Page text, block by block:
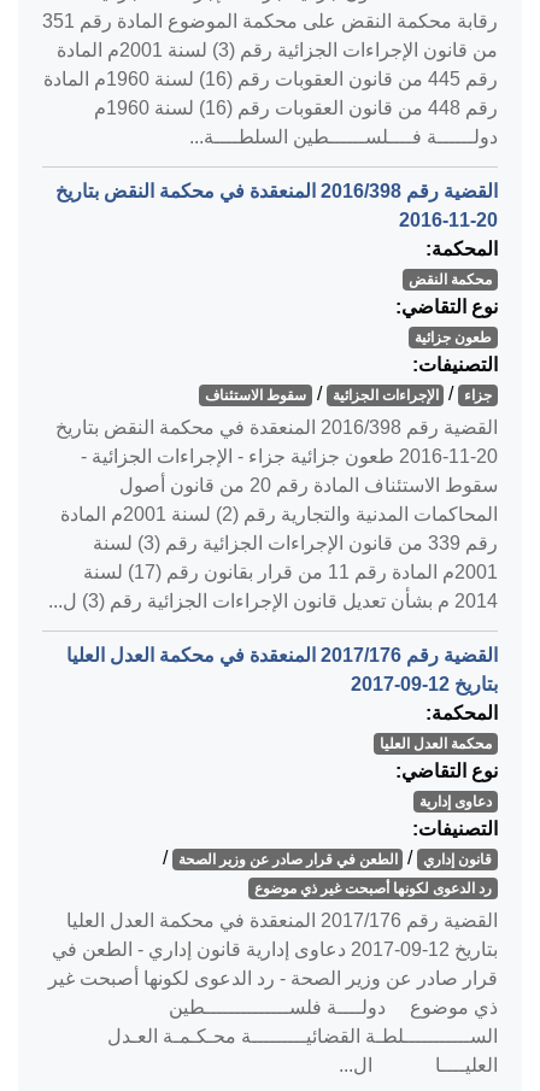
رقابة محكمة النقض على محكمة الموضوع المادة رقم 351
من قانون الإجراءات الجزائية رقم (3) لسنة 2001م المادة
رقم 445 من قانون العقوبات رقم (16) لسنة 1960م المادة
رقم 448 من قانون العقوبات رقم (16) لسنة 1960م
دولــــــة فــــلســــــطين السلطــــة...
القضية رقم ‎398‏/‎2016‏ المنعقدة في محكمة النقض بتاريخ
‎2016-11-20‏
المحكمة:
محكمة النقض
نوع التقاضي:
طعون جزائية
التصنيفات:
جزاء / الإجراءات الجزائية / سقوط الاستئناف
القضية رقم ‎398‏/‎2016‏ المنعقدة في محكمة النقض بتاريخ
‎2016-11-20‏ طعون جزائية جزاء - الإجراءات الجزائية -
سقوط الاستئناف المادة رقم 20 من قانون أصول
المحاكمات المدنية والتجارية رقم (2) لسنة 2001م المادة
رقم 339 من قانون الإجراءات الجزائية رقم (3) لسنة
2001م المادة رقم 11 من قرار بقانون رقم (17) لسنة
2014 م بشأن تعديل قانون الإجراءات الجزائية رقم (3) ل...
القضية رقم ‎176‏/‎2017‏ المنعقدة في محكمة العدل العليا
بتاريخ ‎2017-09-12‏
المحكمة:
محكمة العدل العليا
نوع التقاضي:
دعاوى إدارية
التصنيفات:
قانون إداري / الطعن في قرار صادر عن وزير الصحة /
رد الدعوى لكونها أصبحت غير ذي موضوع
القضية رقم ‎176‏/‎2017‏ المنعقدة في محكمة العدل العليا
بتاريخ ‎2017-09-12‏ دعاوى إدارية قانون إداري - الطعن في
قرار صادر عن وزير الصحة - رد الدعوى لكونها أصبحت غير
ذي موضوع دولــــة فلســــــــــــــطين
الســـــــــــلطـة القضائيـــــــــة محـكـمـة العـدل
العليــــا ال...